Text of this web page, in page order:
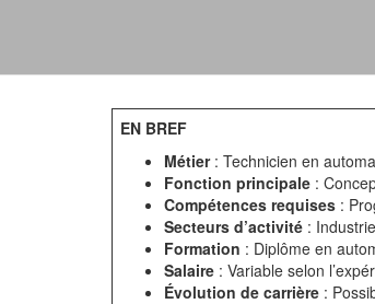
EN BREF
Métier: Technicien en
Fonction principale :
Compétences requises :
Secteurs d’activité :
Formation : Diplôme en
Salaire : Variable selon
Évolution de carrière :